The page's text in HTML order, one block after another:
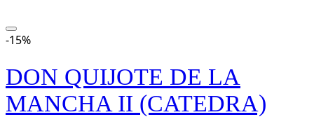
-15%
DON QUIJOTE DE LA
MANCHA II (CATEDRA)